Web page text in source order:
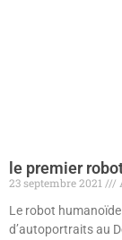
le premier
23 septembre 2021
Le robot humanoïde
d’autoportraits au